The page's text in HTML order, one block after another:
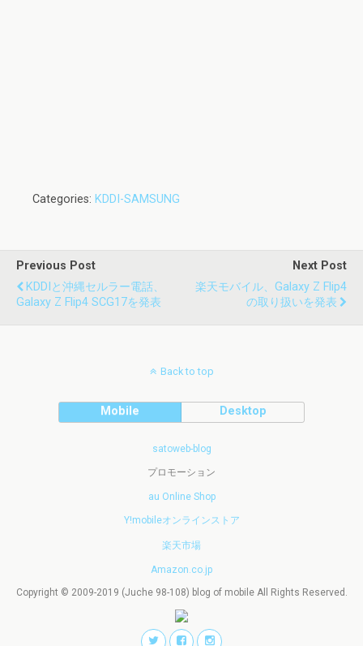
Categories: KDDI-SAMSUNG
Previous Post
KDDIと沖縄セルラー電話、
Galaxy Z Flip4 SCG17を発表
Next Post
楽天モバイル、Galaxy Z Flip4
の取り扱いを発表
Back to top
Mobile Desktop
satoweb-blog
プロモーション
au Online Shop
Y!mobileオンラインストア
楽天市場
Amazon.co.jp
Copyright © 2009-2019 (Juche 98-108) blog of mobile All Rights Reserved.